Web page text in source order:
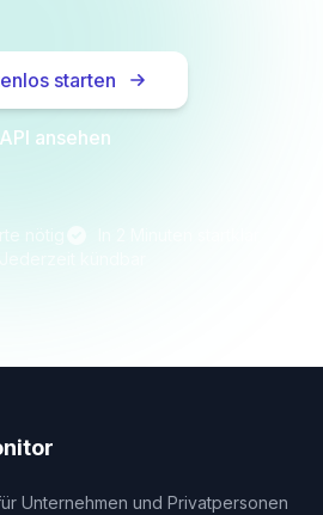
starten
API ansehen
Unternehmen und Privatpersonen